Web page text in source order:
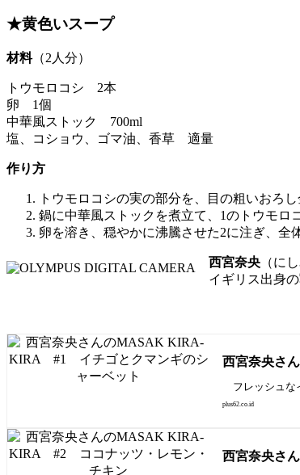
★黄色いスープ
材料（2人分）
トウモロコシ 2本
卵 1個
中華風ストック 700ml
塩、コショウ、ゴマ油、香草 適量
作り方
トウモロコシの実の部分を、目の粗いおろし
鍋に中華風ストックを煮立て、1のトウモロ
卵を溶き、穏やかに沸騰させた2に注ぎ、全
西宮奈央 （に
イギリス出身
西宮奈央さ
フレッシュな
plus62.co.id
西宮奈央さ